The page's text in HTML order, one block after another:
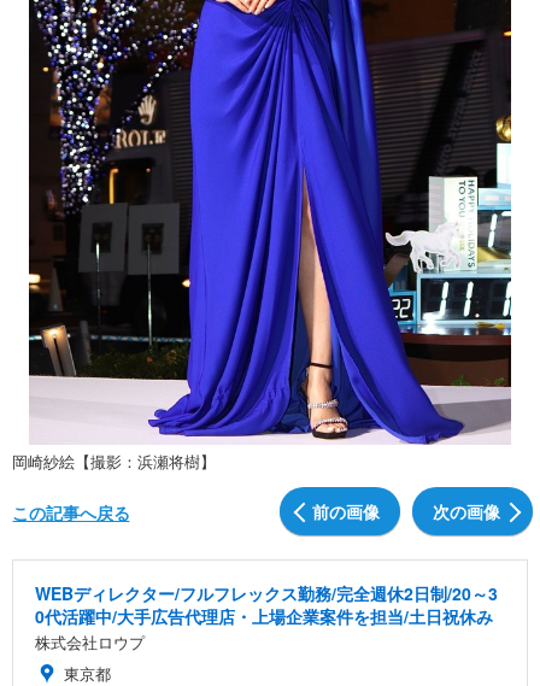
岡崎紗絵【撮影：浜瀬将樹】
前の画像 次の画像
この記事へ戻る
WEBディレクター/フルフレックス勤務/完全週休2日制/20～3
0代活躍中/大手広告代理店・上場企業案件を担当/土日祝休み
株式会社ロウプ
東京都